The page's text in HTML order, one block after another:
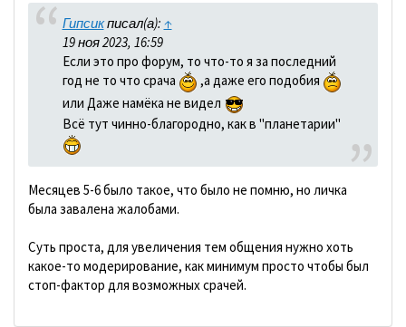
Гипсикписал(а): ↑
19 ноя 2023, 16:59
Если это про форум, то что-то я за последний
год не то что срача
,а даже его подобия
или Даже намёка не видел
Всё тут чинно-благородно, как в "планетарии"
Месяцев 5-6 было такое, что было не помню, но личка
была завалена жалобами.
Суть проста, для увеличения тем общения нужно хоть
какое-то модерирование, как минимум просто чтобы был
стоп-фактор для возможных срачей.